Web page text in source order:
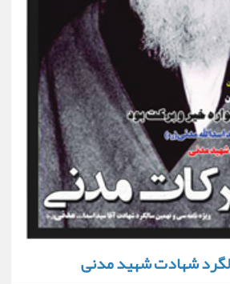
شهادت شهید مدنی